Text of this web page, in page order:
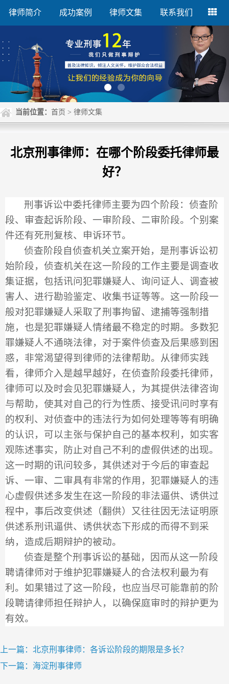
律师简介 成功案例 律师文集 联系我们
当前位置： 首页 > 律师文集
北京刑事律师：在哪个阶段委托律师最
好？
刑事诉讼中委托律师主要为四个阶段：侦查阶
段、审查起诉阶段、一审阶段、二审阶段。个别案
件还有死刑复核、申诉环节。
侦查阶段自侦查机关立案开始，是刑事诉讼初
始阶段，侦查机关在这一阶段的工作主要是调查收
集证据，包括讯问犯罪嫌疑人、询问证人、调查被
害人、进行勘验鉴定、收集书证等等。这一阶段一
般对犯罪嫌疑人采取了刑事拘留、逮捕等强制措
施，也是犯罪嫌疑人情绪最不稳定的时期。多数犯
罪嫌疑人不通晓法律，对于案件侦查及后果感到困
惑，非常渴望得到律师的法律帮助。从律师实践
看，律师介入是越早越好，在侦查阶段委托律师，
律师可以及时会见犯罪嫌疑人，为其提供法律咨询
与帮助，使其对自己的行为性质、接受讯问时享有
的权利、对侦查中的违法行为如何处理等等有明确
的认识，可以主张与保护自己的基本权利，如实客
观陈述事实，防止对自己不利的虚假供述的出现。
这一时期的讯问较多，其供述对于今后的审查起
诉、一审、二审具有非常的作用，犯罪嫌疑人的违
心虚假供述多发生在这一阶段的非法逼供、诱供过
程中，事后改变供述（翻供）又往往因无法证明原
供述系刑讯逼供、诱供状态下形成的而得不到采
纳，造成后期辩护的被动。
侦查是整个刑事诉讼的基础，因而从这一阶段
聘请律师对于维护犯罪嫌疑人的合法权利最为有
利。如果错过了这一阶段，也应当尽可能靠前的阶
段聘请律师担任辩护人，以确保庭审时的辩护更为
有效。
上一篇：北京刑事律师：各诉讼阶段的期限是多长？
下一篇：海淀刑事律师